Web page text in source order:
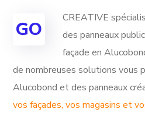
GO
CREATIVE
des panneaux
façade en
de nombreuses solutions vous
Alucobond et des panneaux
vos façades, vos magasins et